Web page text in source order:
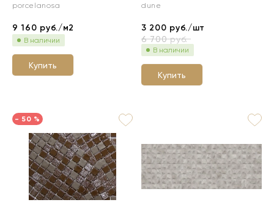
porcelanosa
9 160 руб./м2
В наличии
Купить
dune
3 200 руб./шт
6 700руб.
В наличии
Купить
- 50 %